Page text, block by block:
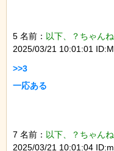
5 名前： 以下、？ちゃん
2025/03/21 10:01:01
>>3
一応ある
7 名前： 以下、？ちゃん
2025/03/21 10:01:04